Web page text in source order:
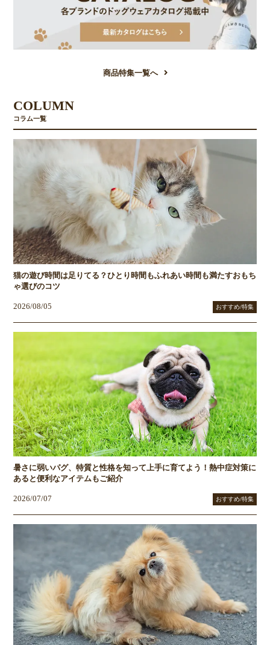
商品特集一覧へ
COLUMN
コラム一覧
猫の遊び時間は足りてる？ひとり時間もふれあい時間も満たすおもち
ゃ選びのコツ
2026/08/05 おすすめ/特集
暑さに弱いパグ、特質と性格を知って上手に育てよう！熱中症対策に
あると便利なアイテムもご紹介
2026/07/07 おすすめ/特集